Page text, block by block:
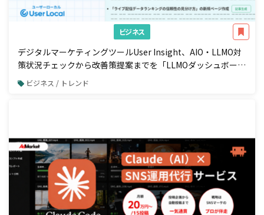
ビジネス
デジタルマーケティングツールUser Insight、AIO・LLMO対
策状況チェックから改善策提案までを「LLMOダッシュボー
ド」で一元管理
ビジネス / トレンド